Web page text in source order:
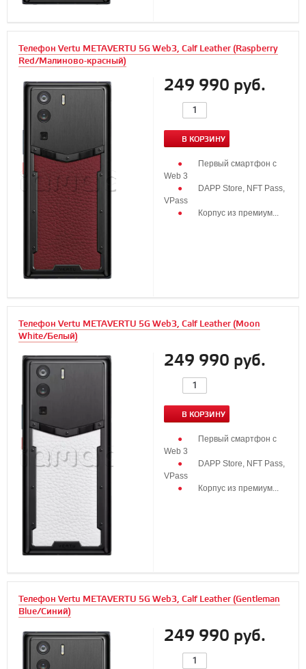
Телефон Vertu METAVERTU 5G Web3, Calf Leather (Raspberry
Red/Малиново-красный)
249 990 руб.
В КОРЗИНУ
Первый смартфон с
Web 3
DAPP Store, NFT Pass,
VPass
Корпус из премиум...
Телефон Vertu METAVERTU 5G Web3, Calf Leather (Moon
White/Белый)
249 990 руб.
В КОРЗИНУ
Первый смартфон с
Web 3
DAPP Store, NFT Pass,
VPass
Корпус из премиум...
Телефон Vertu METAVERTU 5G Web3, Calf Leather (Gentleman
Blue/Синий)
249 990 руб.